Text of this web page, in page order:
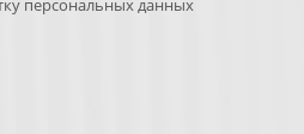
персональных данных